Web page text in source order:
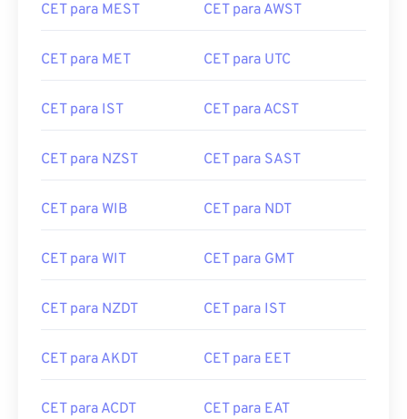
CET para MEST CET para AWST
CET para MET CET para UTC
CET para IST CET para ACST
CET para NZST CET para SAST
CET para WIB CET para NDT
CET para WIT CET para GMT
CET para NZDT CET para IST
CET para AKDT CET para EET
CET para ACDT CET para EAT